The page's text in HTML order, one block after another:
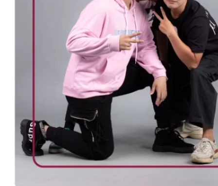
Sơ Cấp Cứu Cho Trẻ Em
Toán Tư Duy
Bếp Gia Đình
Trung Cấp CET
Kỹ Thuật Chế Biến Món Ăn
Kỹ Thuật Làm Bánh
Kỹ Thuật Pha Chế Đồ Uống
Quản Trị Khách Sạn
Quản Lý Kinh Doanh Nhà Hàng Và Dịch Vụ Ăn Uống
Hướng Dẫn Du Lịch
Quản Trị Lữ Hành
Marketing
Tạo Mẫu Và Chăm Sóc Sắc Đẹp
Truyền Thông Đa Phương Tiện
Công Nghệ Thông Tin
An Ninh Mạng
Thiết Kế Đồ Họa
Âm Nhạc